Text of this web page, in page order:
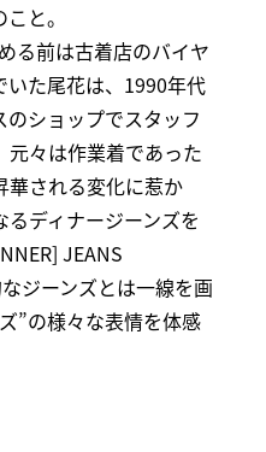
と。
る前は古着店のバイヤ
いた尾花は、1990年代
ショップでスタッフ
元々は作業着であった
華される変化に惹か
ディナージーンズを
JEANS
ジーンズとは一線を画
”の様々な表情を体感